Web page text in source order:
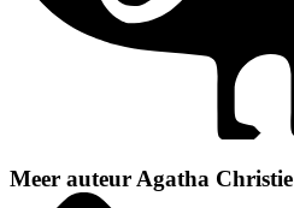
Meer auteur Agatha Christie